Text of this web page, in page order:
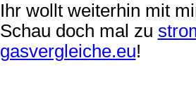
Ihr wollt weiterhin mit
Schau doch mal zu
gasvergleiche.eu!